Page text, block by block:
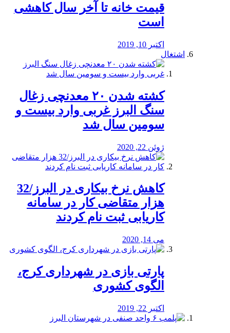
قیمت خانه تا آخر سال کاهشی
است
اکتبر 10, 2019
اشتغال
کشته شدن ۲۰ معدنچی زغال
سنگ البرز غربی وارد بیست و
سومین سال شد
ژوئن 22, 2020
کاهش نرخ بیکاری در البرز/32
هزار متقاضی کار در سامانه
کاریابی ثبت نام کردند
می 14, 2020
پارتی بازی در شهرداری کرج،
الگوی کشوری
اکتبر 22, 2019